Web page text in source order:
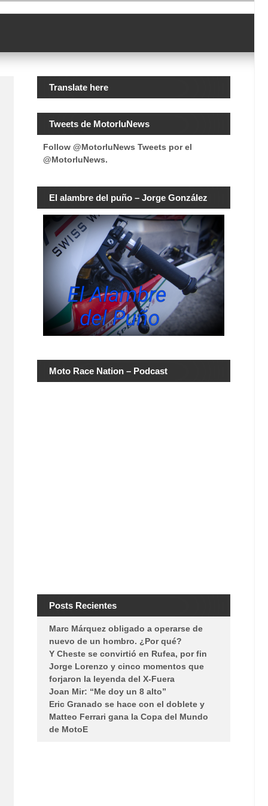
Translate here
Tweets de MotorluNews
Follow @MotorluNews Tweets por el
@MotorluNews.
El alambre del puño – Jorge González
Moto Race Nation – Podcast
Posts Recientes
Marc Márquez obligado a operarse de
nuevo de un hombro. ¿Por qué?
Y Cheste se convirtió en Rufea, por fin
Jorge Lorenzo y cinco momentos que
forjaron la leyenda del X-Fuera
Joan Mir: “Me doy un 8 alto”
Eric Granado se hace con el doblete y
Matteo Ferrari gana la Copa del Mundo
de MotoE